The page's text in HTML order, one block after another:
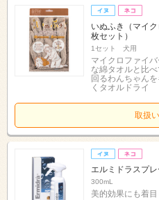
いぬふき（マイ
枚セット）
1セット 犬用
マイクロファイ
な綿タオルと比
回るわんちゃん
くタオルドライ
取扱
エルミドラスプレ
300mL
美的効果にも着目